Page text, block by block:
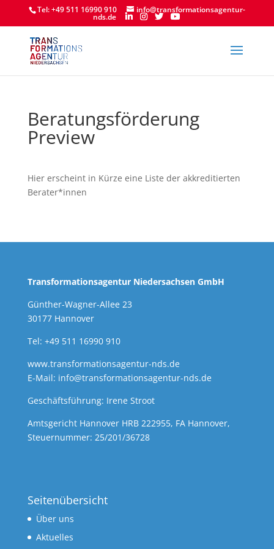
Tel: +49 511 16990 910 info@transformationsagentur-
nds.de
Beratungsförderung
Preview
Hier erscheint in Kürze eine Liste der akkreditierten
Berater*innen
Transformationsagentur Niedersachsen GmbH
Günther-Wagner-Allee 23
30177 Hannover
Tel: +49 511 16990 910
www.transformationsagentur-nds.de
E-Mail: info@transformationsagentur-nds.de
Geschäftsführung: Irene Stroot
Amtsgericht Hannover HRB 222955, FA Hannover,
Steuernummer: 25/201/36728
Seitenübersicht
Über uns
Aktuelles